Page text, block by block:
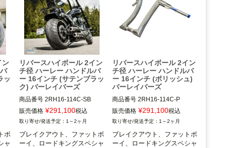
ン
ッ
ボ
ャ
リバースハイボール 2イン
チ径 ハーレー ハンドルバ
ー 16インチ (サテンブラッ
ク) バーレイバーズ
商品番号 2RH16-114C-SB
販売価格 ¥291,100税込
1～2ヶ月
ブレイクアウト、ファットボ
ーイ、ロードキングスペシャ
リバースハイボール 2イン
チ径 ハーレー ハンドルバ
ー 16インチ (ポリッシュ)
バーレイバーズ
商品番号2RH16-114C-P
販売価格 ¥291,100税込
1～2ヶ月
ブレイクアウト、ファットボ
ーイ、ロードキングスペシャ